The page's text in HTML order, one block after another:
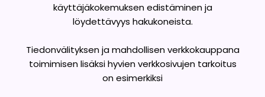
käyttäjäkokemuksen edistäminen ja
löydettävyys hakukoneista.
Tiedonvälityksen ja mahdollisen verkkokauppana
toimimisen lisäksi hyvien verkkosivujen tarkoitus
on esimerkiksi